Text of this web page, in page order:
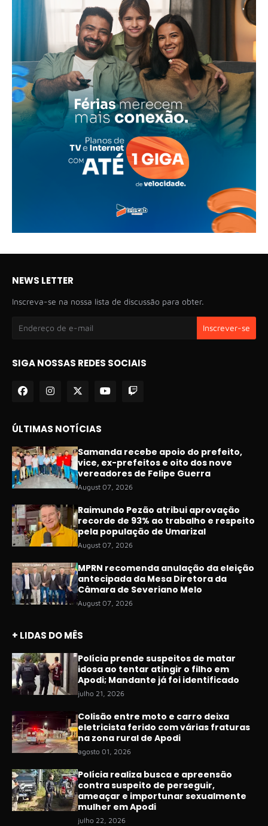
NEWS LETTER
Inscreva-se na nossa lista de discussão para obter.
SIGA NOSSAS REDES SOCIAIS
ÚLTIMAS NOTÍCIAS
Samanda recebe apoio do prefeito,
vice, ex-prefeitos e oito dos nove
vereadores de Felipe Guerra
August 07, 2026
Raimundo Pezão atribui aprovação
recorde de 93% ao trabalho e respeito
pela população de Umarizal
August 07, 2026
MPRN recomenda anulação da eleição
antecipada da Mesa Diretora da
Câmara de Severiano Melo
August 07, 2026
+ LIDAS DO MÊS
Polícia prende suspeitos de matar
idosa ao tentar atingir o filho em
Apodi; Mandante já foi identificado
julho 21, 2026
Colisão entre moto e carro deixa
eletricista ferido com várias fraturas
na zona rural de Apodi
agosto 01, 2026
Polícia realiza busca e apreensão
contra suspeito de perseguir,
ameaçar e importunar sexualmente
mulher em Apodi
julho 22, 2026